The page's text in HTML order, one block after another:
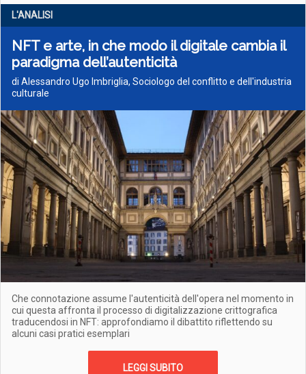
L'ANALISI
NFT e arte, in che modo il digitale cambia il
paradigma dell’autenticità
di Alessandro Ugo Imbriglia, Sociologo del conflitto e dell'industria
culturale
Che connotazione assume l'autenticità dell'opera nel momento in
cui questa affronta il processo di digitalizzazione crittografica
traducendosi in NFT: approfondiamo il dibattito riflettendo su
alcuni casi pratici esemplari
LEGGI SUBITO